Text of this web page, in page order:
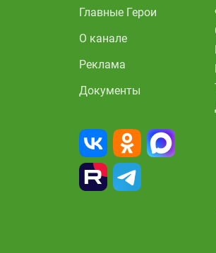
Главные Герои
О канале
Реклама
Документы